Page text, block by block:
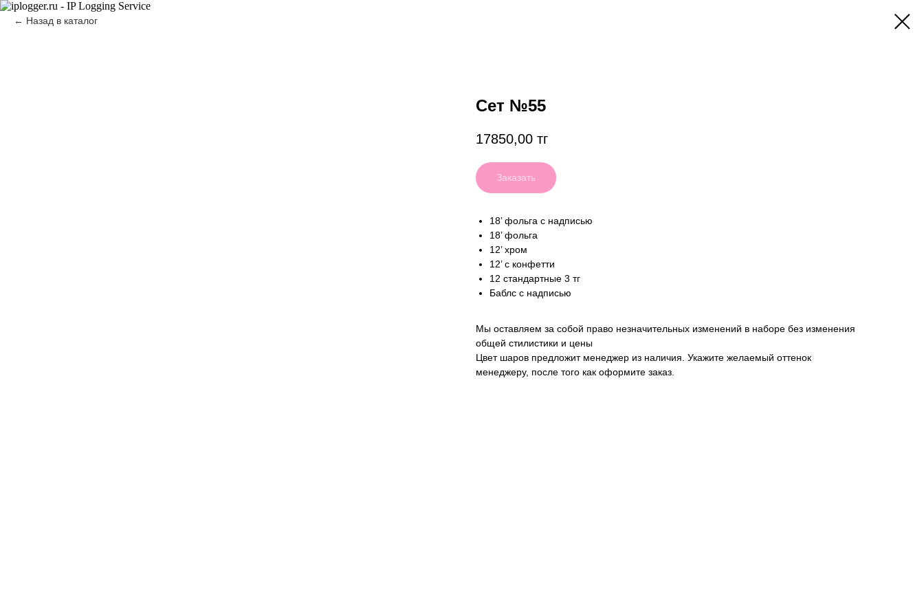
Назад в каталог
Сет №55
17850,00 тг
Заказать
18’ фольга с надписью
18’ фольга
12’ хром
12’ с конфетти
12 стандартные 3 тг
Баблс с надписью
Мы оставляем за собой право незначительных изменений в наборе без изменения
общей стилистики и цены
Цвет шаров предложит менеджер из наличия. Укажите желаемый оттенок
менеджеру, после того как оформите заказ.